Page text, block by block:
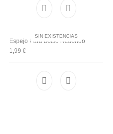
MODA PERFUMES
Z.one Concept
SIN EXISTENCIAS
Espejo Para Bolso Redondo
1,99 €